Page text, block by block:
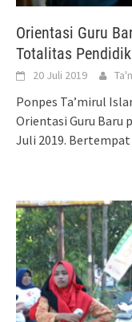
Orientasi Guru
Totalitas Pendidik
20 Juli 2019
Ponpes Ta’mirul
Orientasi Guru Baru
Juli 2019. Bertempat